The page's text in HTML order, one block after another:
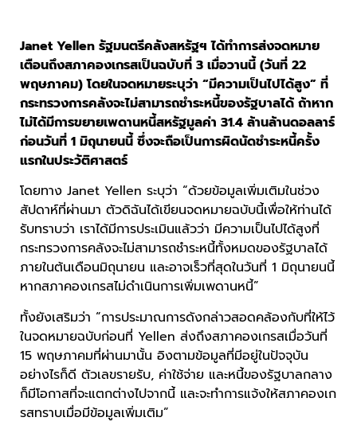
Janet Yellen รัฐมนตรีคลังสหรัฐฯ ได้ทำการส่งจดหมาย
เตือนถึงสภาคองเกรสเป็นฉบับที่ 3 เมื่อวานนี้ (วันที่ 22
พฤษภาคม) โดยในจดหมายระบุว่า “มีความเป็นไปได้สูง” ที่
กระทรวงการคลังจะไม่สามารถชำระหนี้ของรัฐบาลได้ ถ้าหาก
ไม่ได้มีการขยายเพดานหนี้สหรัฐมูลค่า 31.4 ล้านล้านดอลลาร์
ก่อนวันที่ 1 มิถุนายนนี้ ซึ่งจะถือเป็นการผิดนัดชำระหนี้ครั้ง
แรกในประวัติศาสตร์
โดยทาง Janet Yellen ระบุว่า “ด้วยข้อมูลเพิ่มเติมในช่วง
สัปดาห์ที่ผ่านมา ตัวดิฉันได้เขียนจดหมายฉบับนี้เพื่อให้ท่านได้
รับทราบว่า เราได้มีการประเมินแล้วว่า มีความเป็นไปได้สูงที่
กระทรวงการคลังจะไม่สามารถชำระหนี้ทั้งหมดของรัฐบาลได้
ภายในต้นเดือนมิถุนายน และอาจเร็วที่สุดในวันที่ 1 มิถุนายนนี้
หากสภาคองเกรสไม่ดำเนินการเพิ่มเพดานหนี้”
ทั้งยังเสริมว่า “การประมาณการดังกล่าวสอดคล้องกับที่ให้ไว้
ในจดหมายฉบับก่อนที่ Yellen ส่งถึงสภาคองเกรสเมื่อวันที่
15 พฤษภาคมที่ผ่านมานั้น อิงตามข้อมูลที่มีอยู่ในปัจจุบัน
อย่างไรก็ดี ตัวเลขรายรับ, ค่าใช้จ่าย และหนี้ของรัฐบาลกลาง
ก็มีโอกาสที่จะแตกต่างไปจากนี้ และจะทำการแจ้งให้สภาคองเก
รสทราบเมื่อมีข้อมูลเพิ่มเติม”